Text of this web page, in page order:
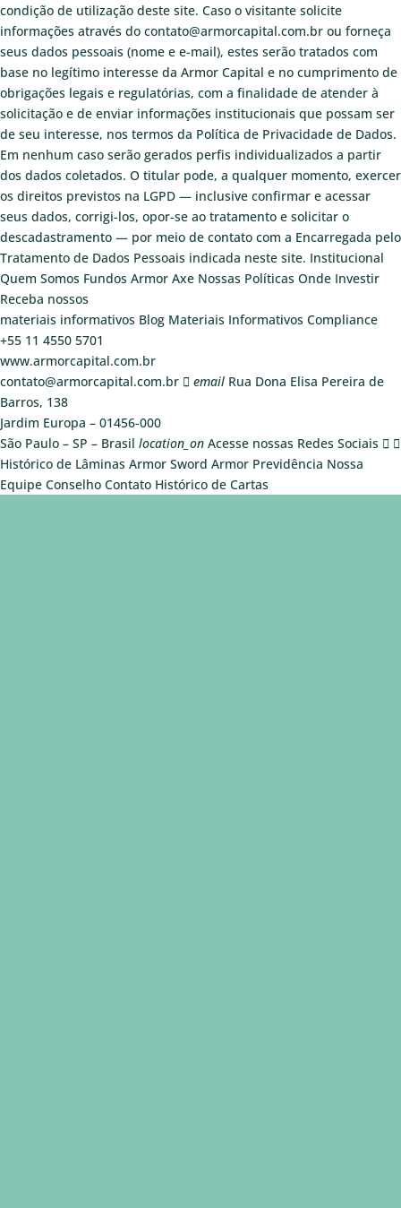
condição de utilização deste site. Caso o visitante solicite
informações através do contato@armorcapital.com.br ou forneça
seus dados pessoais (nome e e-mail), estes serão tratados com
base no legítimo interesse da Armor Capital e no cumprimento de
obrigações legais e regulatórias, com a finalidade de atender à
solicitação e de enviar informações institucionais que possam ser
de seu interesse, nos termos da Política de Privacidade de Dados.
Em nenhum caso serão gerados perfis individualizados a partir
dos dados coletados. O titular pode, a qualquer momento, exercer
os direitos previstos na LGPD — inclusive confirmar e acessar
seus dados, corrigi-los, opor-se ao tratamento e solicitar o
descadastramento — por meio de contato com a Encarregada pelo
Tratamento de Dados Pessoais indicada neste site. Institucional
Quem Somos Fundos Armor Axe Nossas Políticas Onde Investir
Receba nossos
materiais informativos Blog Materiais Informativos Compliance
+55 11 4550 5701
www.armorcapital.com.br
contato@armorcapital.com.br
email Rua Dona Elisa Pereira de
Barros, 138
Jardim Europa – 01456-000
São Paulo – SP – Brasil location_on Acesse nossas Redes Sociais
Histórico de Lâminas Armor Sword Armor Previdência Nossa
Equipe Conselho Contato Histórico de Cartas